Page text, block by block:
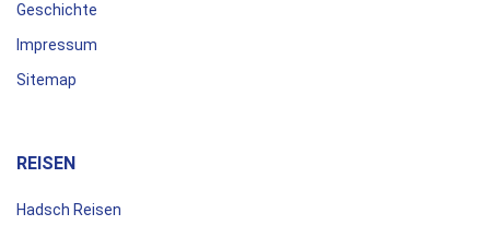
Geschichte
Impressum
Sitemap
REISEN
Hadsch Reisen